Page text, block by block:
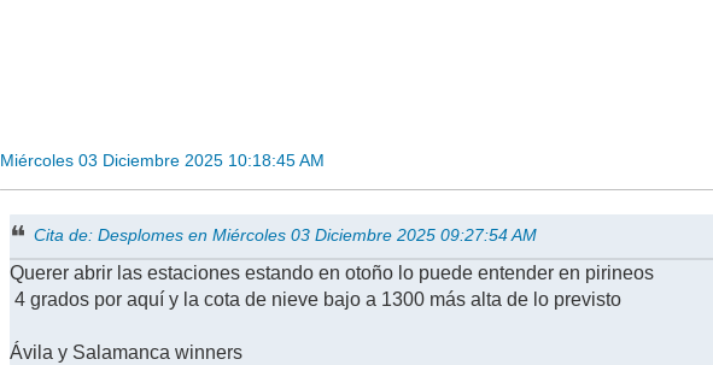
Miércoles 03 Diciembre 2025 10:18:45 AM
Cita de: Desplomes en Miércoles 03 Diciembre 2025 09:27:54 AM
Querer abrir las estaciones estando en otoño lo puede entender en pirineos
4 grados por aquí y la cota de nieve bajo a 1300 más alta de lo previsto
Ávila y Salamanca winners